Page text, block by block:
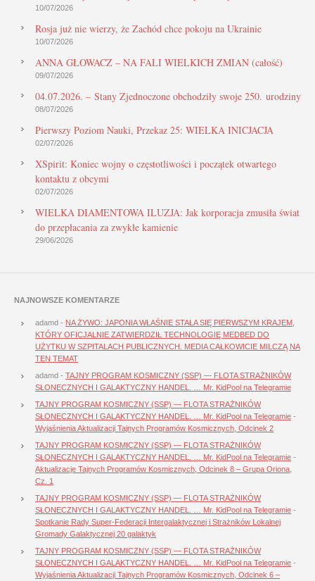
10/07/2026
Rosja już nie wierzy, że Zachód chce pokoju na Ukrainie
10/07/2026
ANNA GŁOWACZ – NA FALI WIELKICH ZMIAN (całość)
09/07/2026
04.07.2026. – Stany Zjednoczone obchodziły swoje 250. urodziny
08/07/2026
Pierwszy Poziom Nauki, Przekaz 25: WIELKA INICJACJA
02/07/2026
XSpirit: Koniec wojny o częstotliwości i początek otwartego
kontaktu z obcymi
02/07/2026
WIELKA DIAMENTOWA ILUZJA: Jak korporacja zmusiła świat
do przepłacania za zwykłe kamienie
29/06/2026
NAJNOWSZE KOMENTARZE
adamd - NA ŻYWO: JAPONIA WŁAŚNIE STAŁA SIĘ PIERWSZYM KRAJEM,
KTÓRY OFICJALNIE ZATWIERDZIŁ TECHNOLOGIĘ MEDBED DO
UŻYTKU W SZPITALACH PUBLICZNYCH. MEDIA CAŁKOWICIE MILCZĄ NA
TEN TEMAT
adamd - TAJNY PROGRAM KOSMICZNY (SSP) — FLOTA STRAŻNIKÓW
SŁONECZNYCH I GALAKTYCZNY HANDEL. … Mr. KidPool na Telegramie
TAJNY PROGRAM KOSMICZNY (SSP) — FLOTA STRAŻNIKÓW
SŁONECZNYCH I GALAKTYCZNY HANDEL. … Mr. KidPool na Telegramie -
Wyjaśnienia Aktualizacji Tajnych Programów Kosmicznych, Odcinek 2
TAJNY PROGRAM KOSMICZNY (SSP) — FLOTA STRAŻNIKÓW
SŁONECZNYCH I GALAKTYCZNY HANDEL. … Mr. KidPool na Telegramie -
Aktualizacje Tajnych Programów Kosmicznych, Odcinek 8 – Grupa Oriona,
Cz. 1
TAJNY PROGRAM KOSMICZNY (SSP) — FLOTA STRAŻNIKÓW
SŁONECZNYCH I GALAKTYCZNY HANDEL. … Mr. KidPool na Telegramie -
Spotkanie Rady Super-Federacji Intergalaktycznej i Strażników Lokalnej
Gromady Galaktycznej 20 galaktyk
TAJNY PROGRAM KOSMICZNY (SSP) — FLOTA STRAŻNIKÓW
SŁONECZNYCH I GALAKTYCZNY HANDEL. … Mr. KidPool na Telegramie -
Wyjaśnienia Aktualizacji Tajnych Programów Kosmicznych, Odcinek 6 –